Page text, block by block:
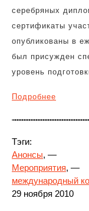
серебряных
сертификаты
опубликованы в
был присужден
уровень
Подробнее
Тэги:
Анонсы, —
Мероприятия, —
международный
29 ноября 2010